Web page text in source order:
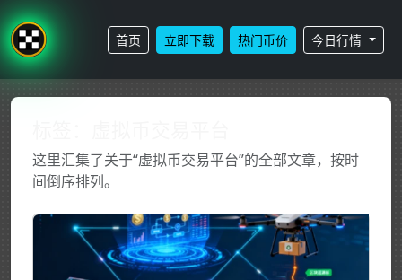
首页 立即下载 热门币价 今日行情
这里汇集了关于“虚拟币交易平台”的全部文章，按时
间倒序排列。